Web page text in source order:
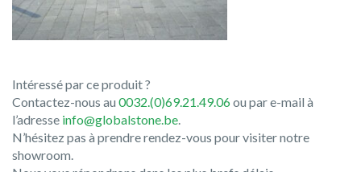
Intéressé par ce produit ?
Contactez-nous au 0032.(0)69.21.49.06ou par e-mail à
l’adresse info@globalstone.be.
N’hésitez pas à prendre rendez-vous pour visiter notre
showroom.